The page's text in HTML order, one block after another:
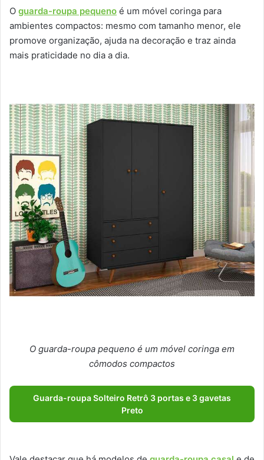
O guarda-roupa pequeno é um móvel coringa para
ambientes compactos: mesmo com tamanho menor, ele
promove organização, ajuda na decoração e traz ainda
mais praticidade no dia a dia.
O guarda-roupa pequeno é um móvel coringa em
cômodos compactos
Guarda-roupa Solteiro Retrô 3 portas e 3 gavetas
Preto